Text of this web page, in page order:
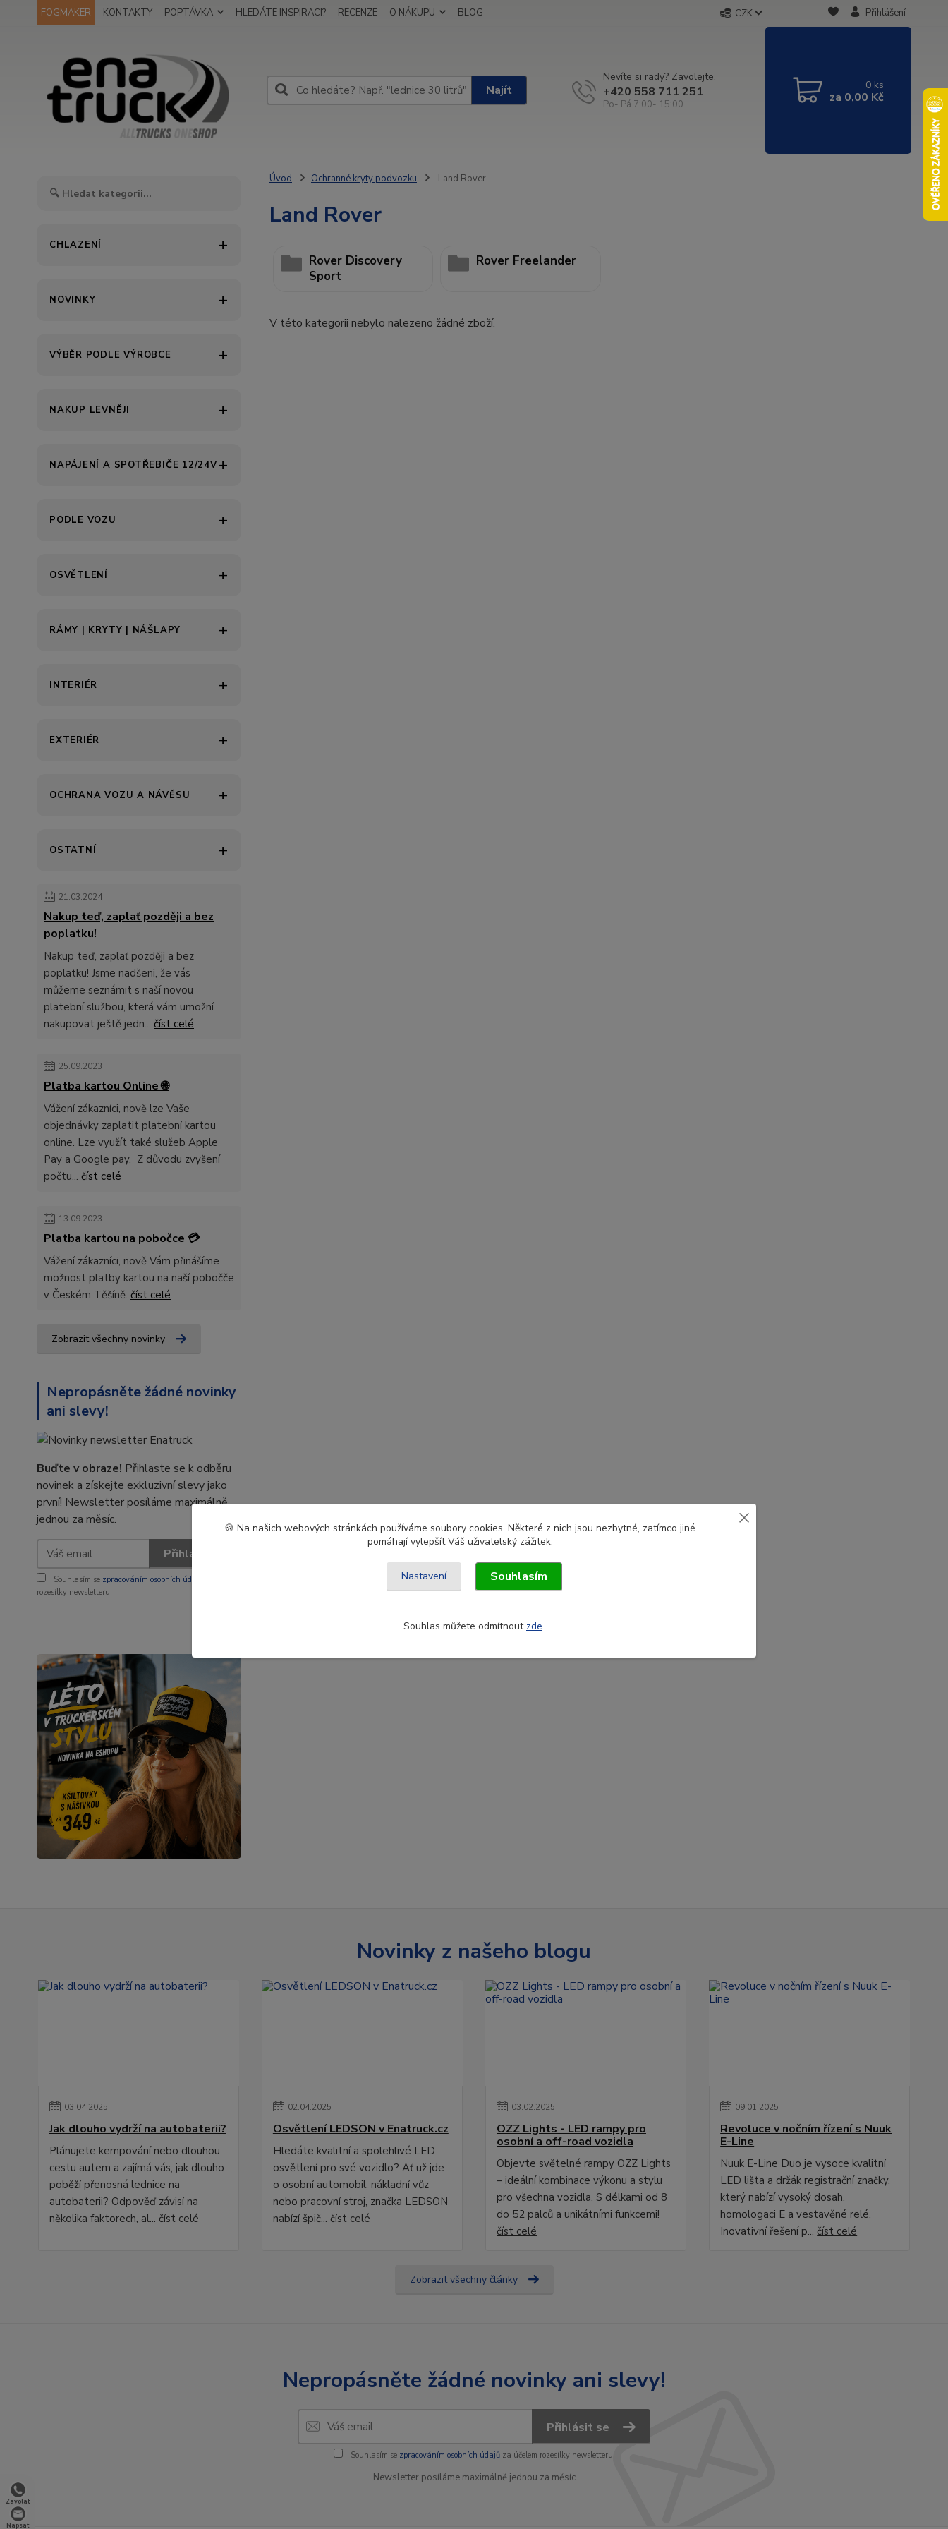
Zavolat
Napsat
FOGMAKER KONTAKTY POPTÁVKA HLEDÁTE INSPIRACI? RECENZE O NÁKUPU BLOG CZK Přihlášení
Najít
Nevíte si rady? Zavolejte.
+420 558 711 251
Po- Pá 7:00- 15:00
0 ks
za 0,00 Kč
CHLAZENÍ
NOVINKY
VÝBĚR PODLE VÝROBCE
NAKUP LEVNĚJI
NAPÁJENÍ A SPOTŘEBIČE 12/24V
PODLE VOZU
OSVĚTLENÍ
RÁMY | KRYTY | NÁŠLAPY
INTERIÉR
EXTERIÉR
OCHRANA VOZU A NÁVĚSU
OSTATNÍ
21.03.2024
Nakup teď, zaplať později a bez
poplatku!
Nakup teď, zaplať později a bez
poplatku! Jsme nadšeni, že vás
můžeme seznámit s naší novou
platební službou, která vám umožní
nakupovat ještě jedn... číst celé
25.09.2023
Platba kartou Online 🌐
Vážení zákazníci, nově lze Vaše
objednávky zaplatit platební kartou
online. Lze využít také služeb Apple
Pay a Google pay. Z důvodu zvyšení
počtu... číst celé
13.09.2023
Platba kartou na pobočce 💳
Vážení zákazníci, nově Vám přinášíme
možnost platby kartou na naší pobočče
v Českém Těšíně. číst celé
Zobrazit všechny novinky
Nepropásněte žádné novinky
ani slevy!
Buďte v obraze! Přihlaste se k odběru
novinek a získejte exkluzivní slevy jako
první! Newsletter posíláme maximálně
jednou za měsíc.
Přihlásit se
Souhlasím se zpracováním osobních údajů
rozesílky newsletteru.
Úvod Ochranné kryty podvozku Land Rover
Land Rover
Rover Discovery
Sport
Rover Freelander
V této kategorii nebylo nalezeno žádné zboží.
Novinky z našeho blogu
03.04.2025
Jak dlouho vydrží na autobaterii?
Plánujete kempování nebo dlouhou
cestu autem a zajímá vás, jak dlouho
poběží přenosná lednice na
autobaterii? Odpověď závisí na
několika faktorech, al... číst celé
02.04.2025
Osvětlení LEDSON v Enatruck.cz
Hledáte kvalitní a spolehlivé LED
osvětlení pro své vozidlo? Ať už jde
o osobní automobil, nákladní vůz
nebo pracovní stroj, značka LEDSON
nabízí špič... číst celé
03.02.2025
OZZ Lights - LED rampy pro
osobní a off-road vozidla
Objevte světelné rampy OZZ Lights
– ideální kombinace výkonu a stylu
pro všechna vozidla. S délkami od 8
do 52 palců a unikátními funkcemi!
číst celé
09.01.2025
Revoluce v nočním řízení s Nuuk
E-Line
Nuuk E-Line Duo je vysoce kvalitní
LED lišta a držák registrační značky,
který nabízí vysoký dosah,
homologaci E a vestavěné relé.
Inovativní řešení p...číst celé
Zobrazit všechny články
Nepropásněte žádné novinky ani slevy!
Přihlásit se
Souhlasím se zpracováním osobních údajůza účelem rozesílky newsletteru.
Newsletter posíláme maximálně jednou za měsíc
🍪 Na našich webových stránkách používáme soubory cookies. Některé z nich jsou nezbytné, zatímco jiné
pomáhají vylepšít Váš uživatelský zážitek.
Nastavení Souhlasím
Souhlas můžete odmítnout zde.